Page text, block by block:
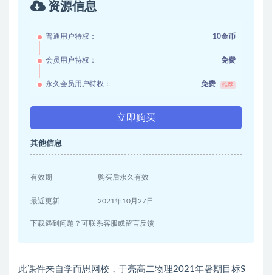
资源信息
普通用户特权： 10金币
会员用户特权： 免费
永久会员用户特权： 免费 推荐
立即购买
其他信息
有效期 购买后永久有效
最近更新 2021年10月27日
下载遇到问题？可联系客服或留言反馈
此课件来自学而思网校，于亮高二物理2021年暑期目标S